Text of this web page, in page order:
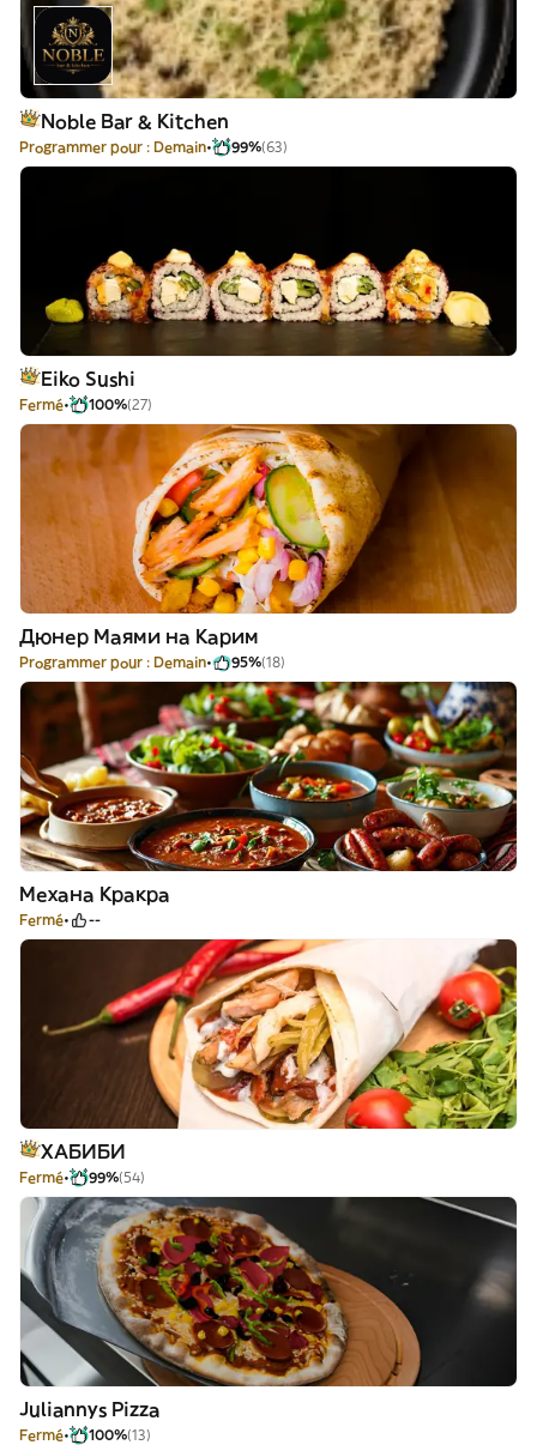
Noble Bar & Kitchen
Programmer pour : Demain 99%(63)
Eiko Sushi
Fermé 100%(27)
Дюнер Маями на Карим
Programmer pour : Demain 95%(18)
Механа Кракра
Fermé --
ХАБИБИ
Fermé 99%(54)
Juliannys Pizza
Fermé 100%(13)